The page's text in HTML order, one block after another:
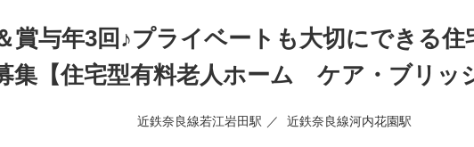
賞与年3回♪プライベートも大切にできる
集【住宅型有料老人ホーム ケア・ブリッ
近鉄奈良線若江岩田駅 近鉄奈良線河内花園駅